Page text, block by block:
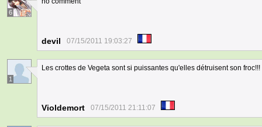
6
devil 07/15/2011 19:03:27
1
Les crottes de Vegeta sont si puissantes qu'elles détruisent son froc!!!
Violdemort 07/15/2011 21:11:07